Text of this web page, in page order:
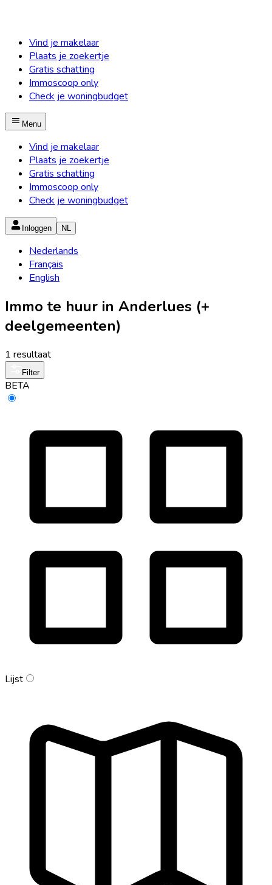
Vind je makelaar
Plaats je zoekertje
Gratis schatting
Immoscoop only
Check je woningbudget
Menu
Vind je makelaar
Plaats je zoekertje
Gratis schatting
Immoscoop only
Check je woningbudget
Inloggen NL
Nederlands
Français
English
Immo te huur in Anderlues (+
deelgemeenten)
1 resultaat
Filter
BETA
Lijst